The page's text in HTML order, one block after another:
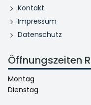
Kontakt
Impressum
Datenschutz
Öffnungszeiten
Montag
Dienstag